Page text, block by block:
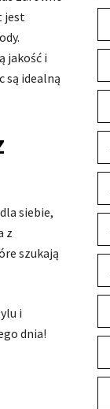
jest
jakość i
są idealną
siebie,
z
szukają
i
dnia!